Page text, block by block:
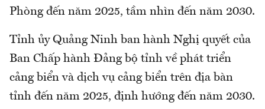
Phòng đến năm 2025, tầm nhìn đến năm 2030.
Tỉnh ủy Quảng Ninh ban hành Nghị quyết của
Ban Chấp hành Đảng bộ tỉnh về phát triển
cảng biển và dịch vụ cảng biển trên địa bàn
tỉnh đến năm 2025, định hướng đến năm 2030.